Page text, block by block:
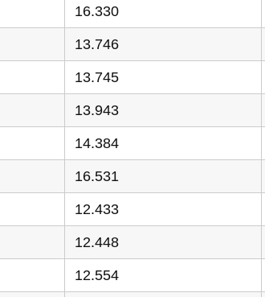
16.330
13.746
13.745
13.943
14.384
16.531
12.433
12.448
12.554